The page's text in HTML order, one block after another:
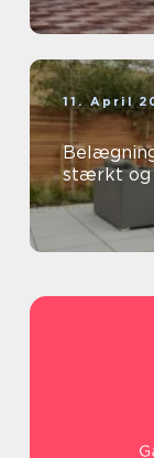
11. April
Belægning
stærkt og